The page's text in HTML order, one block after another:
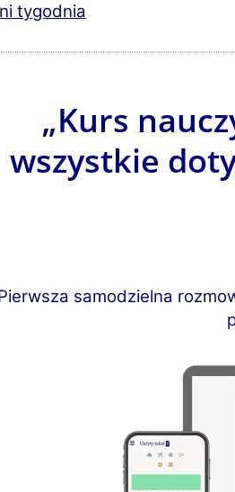
tygodnia
„Kurs
wszystkie
samodzielna